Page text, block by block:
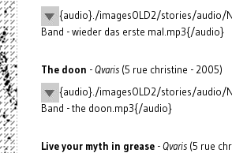
{audio}./imagesOLD2/stories/audio/
Band - wieder das erste mal.mp3{/audio}
The doon -Qvaris(5 rue christine - 2005)
{audio}./imagesOLD2/stories/audio/
Band - the doon.mp3{/audio}
Live your myth in grease-Qvaris(5 rue